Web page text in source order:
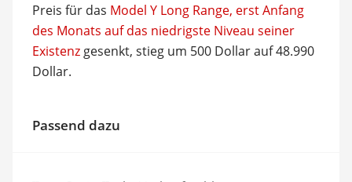
Preis für das Model Y Long Range, erst Anfang
des Monats auf das niedrigste Niveau seiner
Existenzgesenkt, stieg um 500 Dollar auf 48.990
Dollar.
Passend dazu